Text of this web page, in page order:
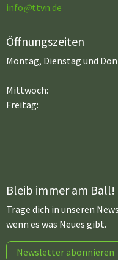
info@ttvn.de
Öffnungszeiten
Montag, Dienstag und
Mittwoch:
Freitag:
Bleib immer am Ball!
Trage dich in unseren
wenn es was Neues gibt.
Newsletter abonnieren